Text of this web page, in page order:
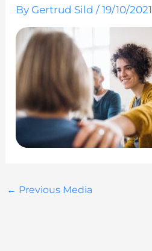
By Gertrud Sild/19/10/2021
← Previous Media